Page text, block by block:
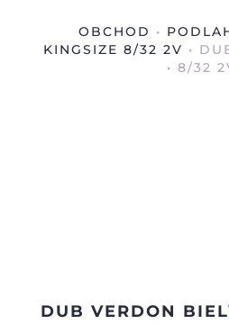
OBCHOD •
KINGSIZE 8/32 2V •
• 8/32
DUB VERDON